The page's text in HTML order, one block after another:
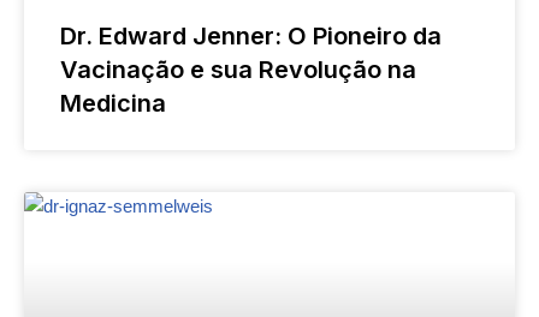
Dr. Edward Jenner: O Pioneiro da
Vacinação e sua Revolução na
Medicina